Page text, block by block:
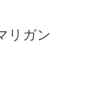
リガン